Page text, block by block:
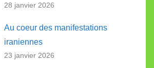
28 janvier 2026
Au coeur des manifestations
iraniennes
23 janvier 2026